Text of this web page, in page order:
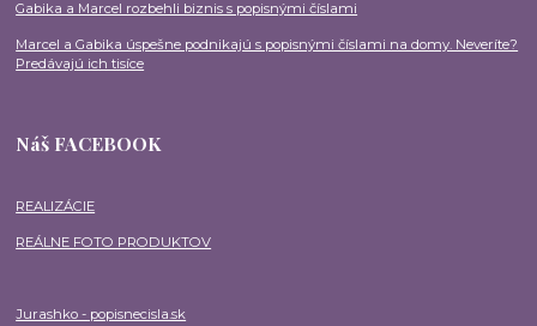
Gabika a Marcel rozbehli biznis s popisnými číslami
Marcel a Gabika úspešne podnikajú s popisnými číslami na domy. Neveríte?
Predávajú ich tisíce
Náš FACEBOOK
REALIZÁCIE
REÁLNE FOTO PRODUKTOV
Jurashko - popisnecisla.sk